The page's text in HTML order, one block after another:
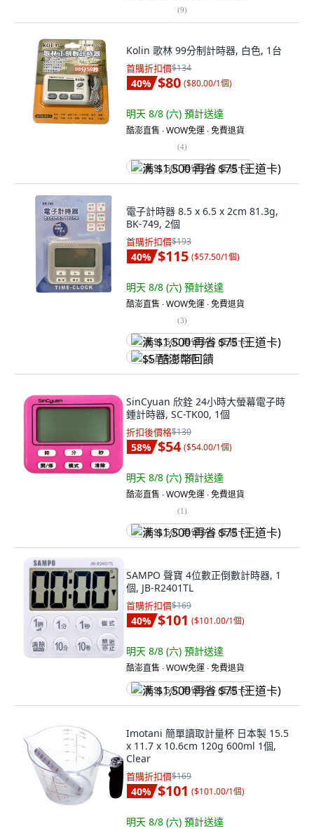
(9)
Kolin 歌林 99分制計時器, 白色, 1台
首購折扣價$134
40% $80 ($80.00/1個)
明天 8/8 (六) 預計送達
酷澎直售 ∙ WOW免運 ∙ 免費退貨
(4)
满 $1,500 再省 $75 (王道卡)
電子計時器 8.5 x 6.5 x 2cm 81.3g,
BK-749, 2個
首購折扣價$193
40% $115 ($57.50/1個)
明天 8/8 (六) 預計送達
酷澎直售 ∙ WOW免運 ∙ 免費退貨
(3)
满 $1,500 再省 $75 (王道卡)
$5 酷澎幣回饋
SinCyuan 欣銓 24小時大螢幕電子時
鍾計時器, SC-TK00, 1個
折扣後價格$130
58% $54 ($54.00/1個)
明天 8/8 (六) 預計送達
酷澎直售 ∙ WOW免運 ∙ 免費退貨
(1)
满 $1,500 再省 $75 (王道卡)
SAMPO 聲寶 4位數正倒數計時器, 1
個, JB-R2401TL
首購折扣價$169
40% $101 ($101.00/1個)
明天 8/8 (六) 預計送達
酷澎直售 ∙ WOW免運 ∙ 免費退貨
满 $1,500 再省 $75 (王道卡)
Imotani 簡單讀取計量杯 日本製 15.5
x 11.7 x 10.6cm 120g 600ml 1個,
Clear
首購折扣價$169
40% $101 ($101.00/1個)
明天 8/8 (六) 預計送達